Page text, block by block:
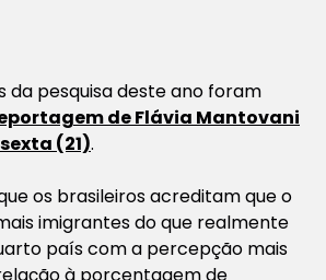
da pesquisa deste ano foram
de Flávia Mantovani
(21).
os brasileiros acreditam que o
imigrantes do que realmente
país com a percepção mais
à porcentagem de